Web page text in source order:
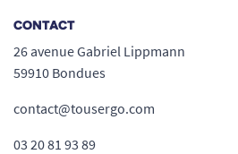
CONTACT
26 avenue Gabriel Lippmann
59910 Bondues
contact@tousergo.com
03 20 81 93 89